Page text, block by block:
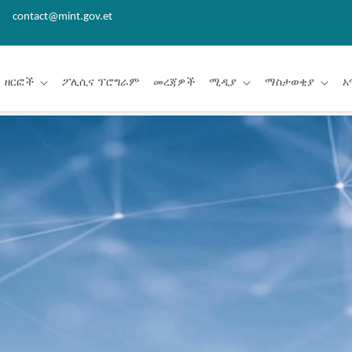
contact@mint.gov.et
ዘርፎች ፖሊሲና ፕሮግራም መረጃዎች ሚዲያ ማስታወቂያ